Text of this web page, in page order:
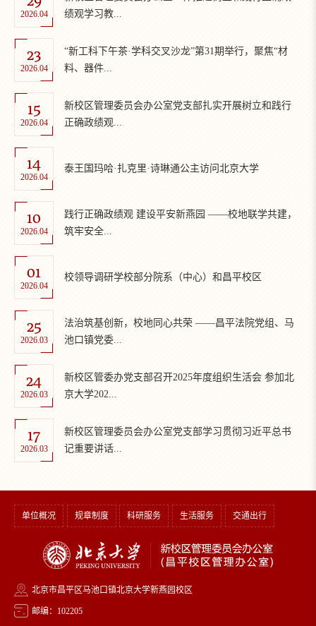
2026.04
绩观学习教...
23
2026.04
“新工科下午茶·学科交叉沙龙”第31期举行，聚焦“材
料、器件...
15
2026.04
新校区管理委员会办公室党支部扎实开展树立和践行
正确政绩观...
14
2026.04
泰王国玛哈·扎克里·诗琳通公主访问北京大学
10
2026.04
践行正确政绩观 建设平安新燕园 ——校地联学共建，
筑牢安全...
01
2026.04
校领导调研学校部分院系（中心）和昌平校区
25
2026.03
法治筑基创新，校地同心共荣 ——昌平法院党组、马
池口镇党委...
24
2026.03
新校区管委办党支部召开2025年度组织生活会 参加北
京大学202...
17
2026.03
新校区管理委员会办公室党支部学习贯彻习近平总书
记重要讲话...
单位概况 规章制度 科研服务 生活服务 交通出行
北京市昌平区马池口镇北京大学新燕园校区
邮编：102205